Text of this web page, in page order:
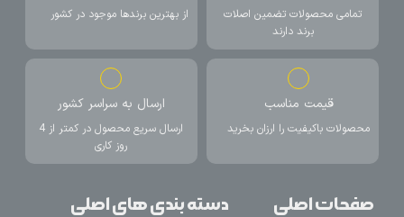
تمامی محصولات تضمین اصلات
برند دارند
از بهترین برندها موجود در کشور
قیمت مناسب
محصولات باکیفیت را ارزان بخرید
ارسال به سراسر کشور
ارسال سریع محصول در کمتر از 4
روز کاری
صفحات اصلی دسته بندی های اصلی